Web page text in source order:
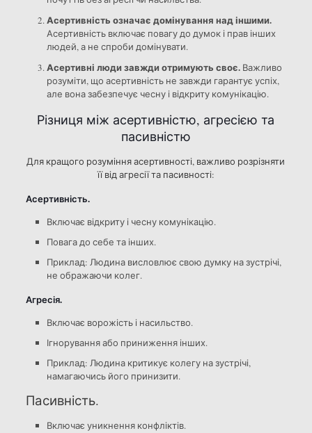
Асертивність означає домінування над іншими.
Асертивність включає повагу до думок і прав інших
людей, а не спроби домінувати.
Асертивні люди завжди отримують своє.Важливо
розуміти, що асертивність не завжди гарантує успіх,
але вона забезпечує чесну і відкриту комунікацію.
Різниця між асертивністю, агресією та
пасивністю
Для кращого розуміння асертивності, важливо розрізняти
її від агресії та пасивності:
Асертивність.
Включає відкриту і чесну комунікацію.
Повага до себе та інших.
Приклад: Людина висловлює свою думку на зустрічі,
не ображаючи колег.
Агресія.
Включає ворожість і насильство.
Ігнорування або приниження інших.
Приклад: Людина критикує колегу на зустрічі,
намагаючись його принизити.
Пасивність.
Включає уникнення конфліктів.